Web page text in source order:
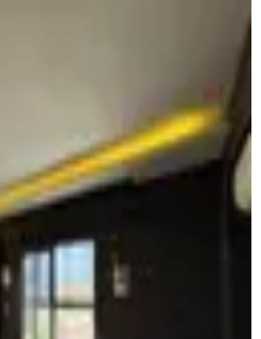
08.08.2026
- VERİ EMLAK